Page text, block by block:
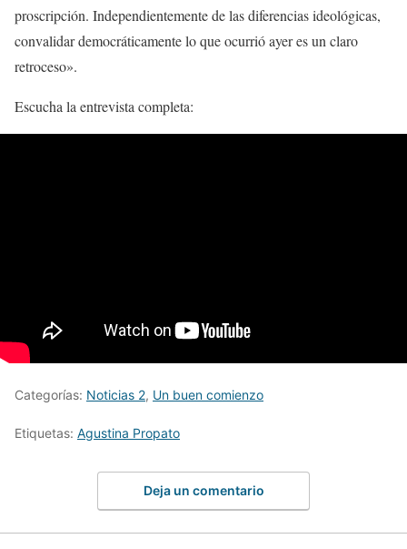
proscripción. Independientemente de las diferencias ideológicas,
convalidar democráticamente lo que ocurrió ayer es un claro
retroceso».
Escucha la entrevista completa:
Categorías: Noticias 2, Un buen comienzo
Etiquetas: Agustina Propato
Deja un comentario